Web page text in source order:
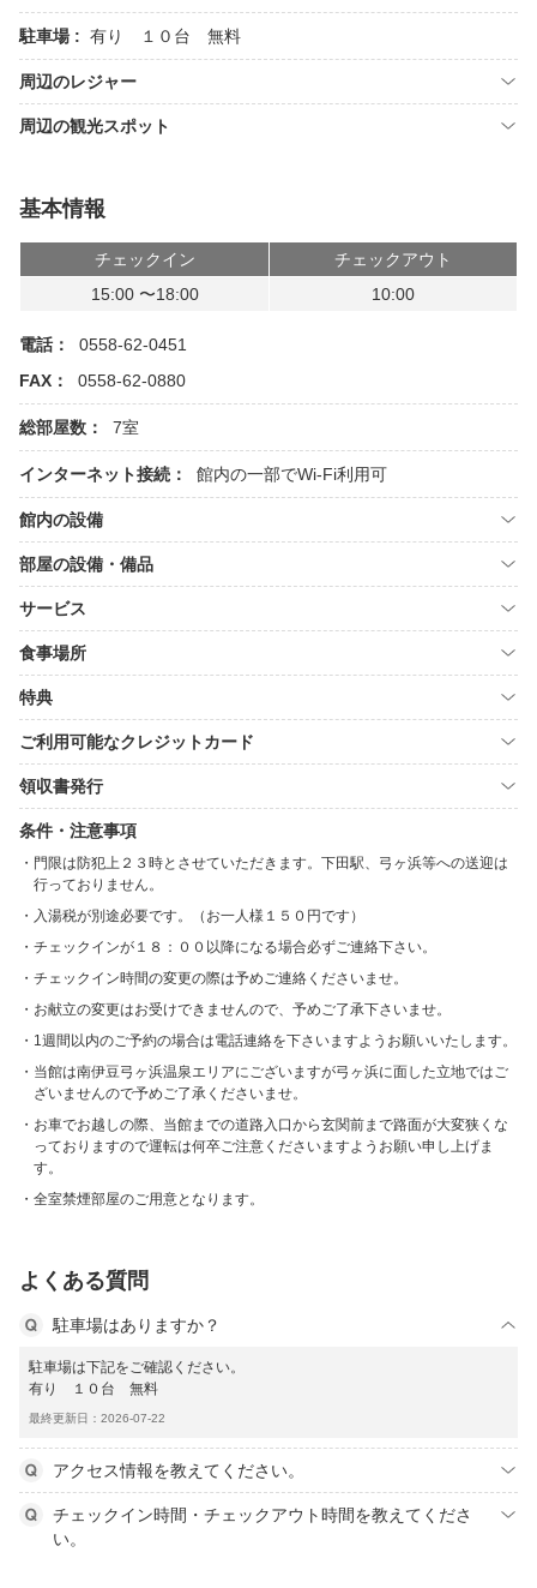
駐車場 : 有り １０台 無料
周辺のレジャー
周辺の観光スポット
基本情報
チェックイン
チェックアウト
15:00 〜18:00
10:00
電話：
0558-62-0451
FAX：
0558-62-0880
総部屋数： 7室
インターネット接続： 館内の一部でWi-Fi利用可
館内の設備
部屋の設備・備品
サービス
食事場所
特典
ご利用可能なクレジットカード
領収書発行
条件・注意事項
門限は防犯上２３時とさせていただきます。下田駅、弓ヶ浜等への送迎は
行っておりません。
入湯税が別途必要です。（お一人様１５０円です）
チェックインが１８：００以降になる場合必ずご連絡下さい。
チェックイン時間の変更の際は予めご連絡くださいませ。
お献立の変更はお受けできませんので、予めご了承下さいませ。
1週間以内のご予約の場合は電話連絡を下さいますようお願いいたします。
当館は南伊豆弓ヶ浜温泉エリアにございますが弓ヶ浜に面した立地ではご
ざいませんので予めご了承くださいませ。
お車でお越しの際、当館までの道路入口から玄関前まで路面が大変狭くな
っておりますので運転は何卒ご注意くださいますようお願い申し上げま
す。
全室禁煙部屋のご用意となります。
よくある質問
駐車場はありますか？
駐車場は下記をご確認ください。
有り １０台 無料
最終更新日：2026-07-22
アクセス情報を教えてください。
チェックイン時間・チェックアウト時間を教えてくださ
い。